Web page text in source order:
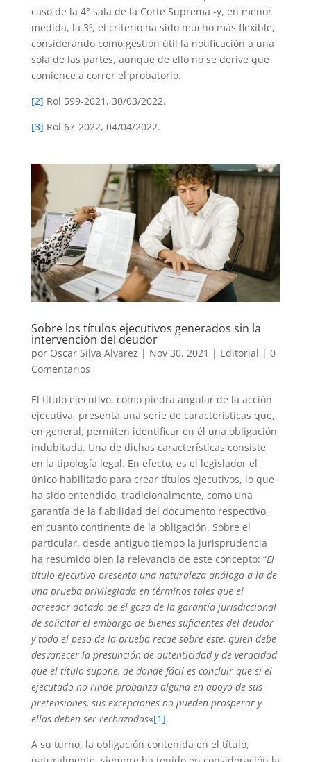
caso de la 4° sala de la Corte Suprema -y, en menor
medida, la 3º, el criterio ha sido mucho más flexible,
considerando como gestión útil la notificación a una
sola de las partes, aunque de ello no se derive que
comience a correr el probatorio.
[2] Rol 599-2021, 30/03/2022.
[3] Rol 67-2022, 04/04/2022.
Sobre los títulos ejecutivos generados sin la
intervención del deudor
por Oscar Silva Alvarez | Nov 30, 2021 | Editorial | 0
Comentarios
El título ejecutivo, como piedra angular de la acción
ejecutiva, presenta una serie de características que,
en general, permiten identificar en él una obligación
indubitada. Una de dichas características consiste
en la tipología legal. En efecto, es el legislador el
único habilitado para crear títulos ejecutivos, lo que
ha sido entendido, tradicionalmente, como una
garantía de la fiabilidad del documento respectivo,
en cuanto continente de la obligación. Sobre el
particular, desde antiguo tiempo la jurisprudencia
ha resumido bien la relevancia de este concepto: “El
título ejecutivo presenta una naturaleza análoga a la de
una prueba privilegiada en términos tales que el
acreedor dotado de él goza de la garantía jurisdiccional
de solicitar el embargo de bienes suficientes del deudor
y todo el peso de la prueba recae sobre éste, quien debe
desvanecer la presunción de autenticidad y de veracidad
que el título supone, de donde fácil es concluir que si el
ejecutado no rinde probanza alguna en apoyo de sus
pretensiones, sus excepciones no pueden prosperar y
ellas deben ser rechazadas«[1].
A su turno, la obligación contenida en el título,